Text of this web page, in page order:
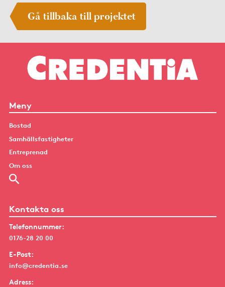
Gå tillbaka till projektet
Meny
Bostad
Samhällsfastigheter
Entreprenad
Om oss
Kontakta oss
Telefonnummer:
0176-28 20 00
E-Post:
info@credentia.se
Adress: